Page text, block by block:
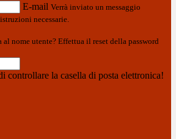
E-mail Verrà inviato un messaggio
necessarie.
al nome utente? Effettua il reset della password
controllare la casella di posta elettronica!